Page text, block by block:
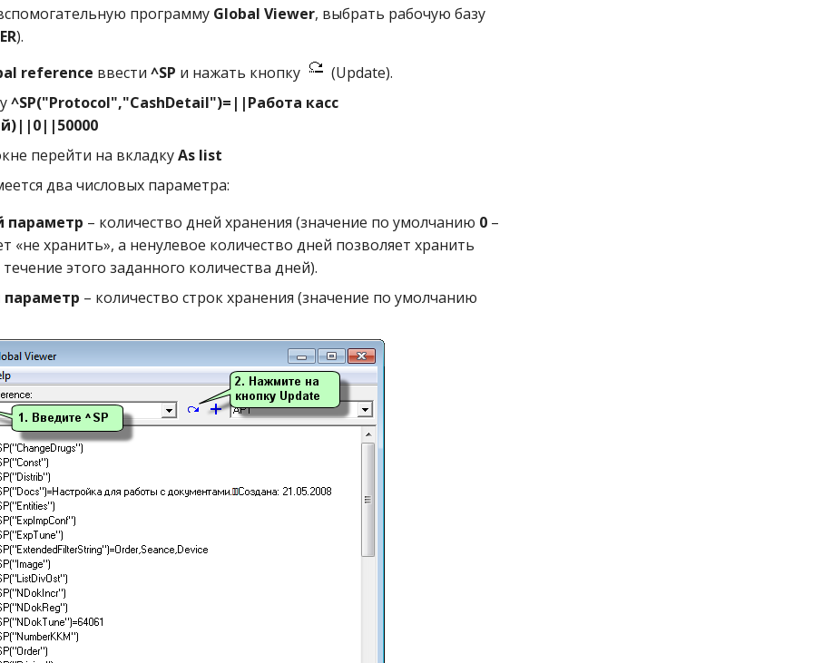
программу Global Viewer, выбрать рабочую базу
).
reference ввести ^SP и нажать кнопку
(Update).
^SP("Protocol","CashDetail")=||Работа касс
перейти на вкладкуAs list
два числовых параметра:
параметр – количество дней хранения (значение по умолчанию 0 –
«не хранить», а ненулевое количество дней позволяет хранить
этого заданного количества дней).
параметр – количество строк хранения (значение по умолчанию